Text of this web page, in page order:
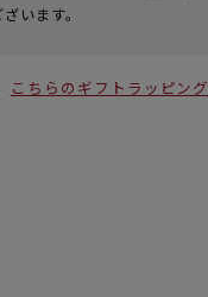
います。
こちらのギフトラッピング